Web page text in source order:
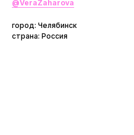
@VeraZaharova
город: Челябинск
страна: Россия